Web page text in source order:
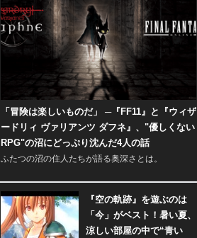
「冒険は楽しいものだ」 ─『FF11』と『ウィザ
ードリィ ヴァリアンツ ダフネ』、"優しくない
RPG"の沼にどっぷり沈んだ4人の話
ふたつの沼の住人たちが語る奥深さとは。
『空の軌跡』を遊ぶのは
「今」がベスト！暑い夏、
涼しい部屋の中で“青い